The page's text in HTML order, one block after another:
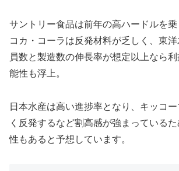
サントリー食品は前年の高ハードルを乗
コカ・コーラは反発材料が乏しく、東
員数と製造数の伸長率が想定以上なら
能性も浮上。
日本水産は高い進捗率となり、キッコ
く反発するなど割高感が強まっている
性もあると予想しています。